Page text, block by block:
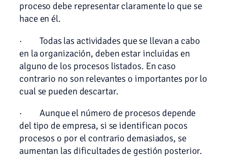
proceso debe representar claramente lo que se
hace en él.
· Todas las actividades que se llevan a cabo
en la organización, deben estar incluidas en
alguno de los procesos listados. En caso
contrario no son relevantes o importantes por lo
cual se pueden descartar.
· Aunque el número de procesos depende
del tipo de empresa, si se identifican pocos
procesos o por el contrario demasiados, se
aumentan las dificultades de gestión posterior.